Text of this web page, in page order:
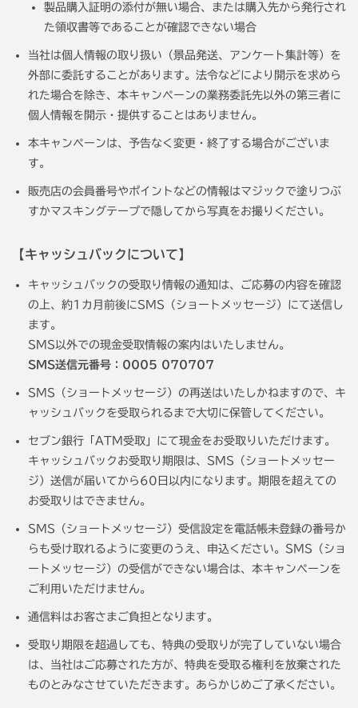
製品購入証明の添付が無い場合、または購入先から発行され
た領収書等であることが確認できない場合
当社は個人情報の取り扱い（景品発送、アンケート集計等）を
外部に委託することがあります。法令などにより開示を求めら
れた場合を除き、本キャンペーンの業務委託先以外の第三者に
個人情報を開示・提供することはありません。
本キャンペーンは、予告なく変更・終了する場合がございま
す。
販売店の会員番号やポイントなどの情報はマジックで塗りつぶ
すかマスキングテープで隠してから写真をお撮りください。
【キャッシュバックについて】
キャッシュバックの受取り情報の通知は、ご応募の内容を確認
の上、約1カ月前後にSMS（ショートメッセージ）にて送信し
ます。
SMS以外での現金受取情報の案内はいたしません。
SMS送信元番号：0005 070707
SMS（ショートメッセージ）の再送はいたしかねますので、キ
ャッシュバックを受取られるまで大切に保管してください。
セブン銀行「ATM受取」にて現金をお受取りいただけます。
キャッシュバックお受取り期限は、SMS（ショートメッセー
ジ）送信が届いてから60日以内になります。期限を超えての
お受取りはできません。
SMS（ショートメッセージ）受信設定を電話帳未登録の番号か
らも受け取れるように変更のうえ、申込ください。SMS（ショ
ートメッセージ）の受信ができない場合は、本キャンペーンを
ご利用いただけません。
通信料はお客さまご負担となります。
受取り期限を超過しても、特典の受取りが完了していない場合
は、当社はご応募された方が、特典を受取る権利を放棄された
ものとみなさせていただきます。あらかじめご了承ください。